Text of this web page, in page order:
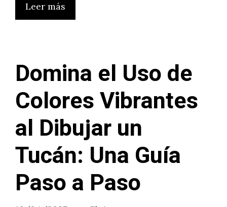
Leer más
Domina el Uso de
Colores Vibrantes
al Dibujar un
Tucán: Una Guía
Paso a Paso